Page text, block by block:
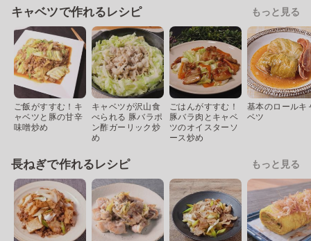
キャベツで作れるレシピ もっと見る
ご飯がすすむ！キ
ャベツと豚の甘辛
味噌炒め
キャベツが沢山食
べられる 豚バラポ
ン酢ガーリック炒
め
ごはんがすすむ！
豚バラ肉とキャベ
ツのオイスターソ
ース炒め
基本のロールキ
ベツ
長ねぎで作れるレシピ もっと見る